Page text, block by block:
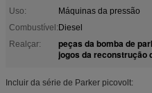
Uso:
Máquinas da pressão
Combustível:Diesel
Realçar:
peças da bomba de
jogos da reconstrução
Incluir da série de Parker picovolt: